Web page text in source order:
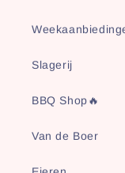
Slagerij
BBQ Shop🔥
Van de Boer